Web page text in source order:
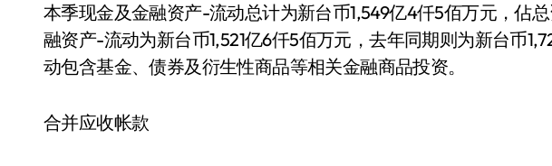
本季现金及金融资产-流动总计为新台币1,549亿4仟5佰万元，佔
融资产-流动为新台币1,521亿6仟5佰万元，去年同期则为新台币
动包含基金、债券及衍生性商品等相关金融商品投资。
合并应收帐款